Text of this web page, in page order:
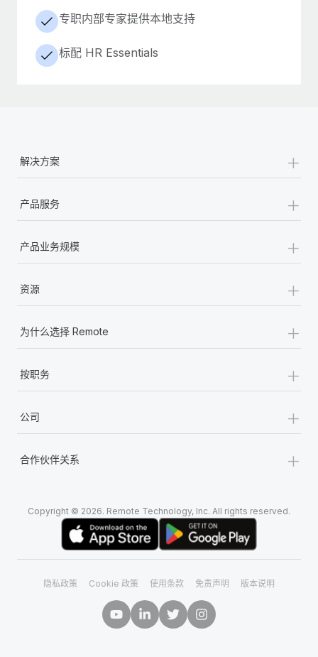
专职内部专家提供本地支持
标配 HR Essentials
解决方案 +
产品服务 +
产品业务规模 +
资源 +
为什么选择 Remote +
按职务 +
公司 +
合作伙伴关系 +
Copyright © 2026. Remote Technology, Inc. All rights reserved.
隐私政策 Cookie 政策 使用条款 免责声明 版本说明